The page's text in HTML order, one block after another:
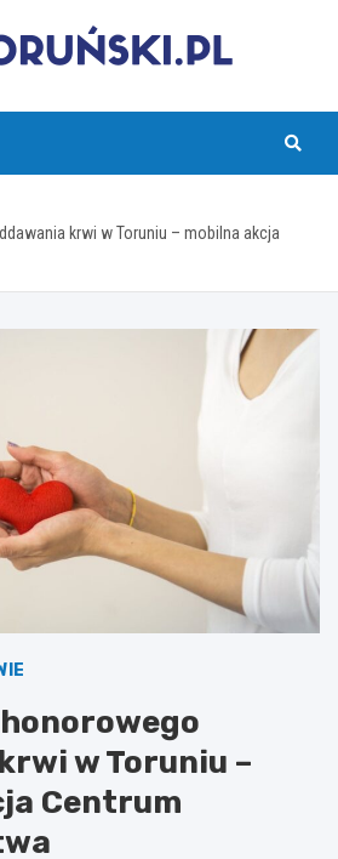
krwi w Toruniu – mobilna akcja
w Toruniu –
Centrum